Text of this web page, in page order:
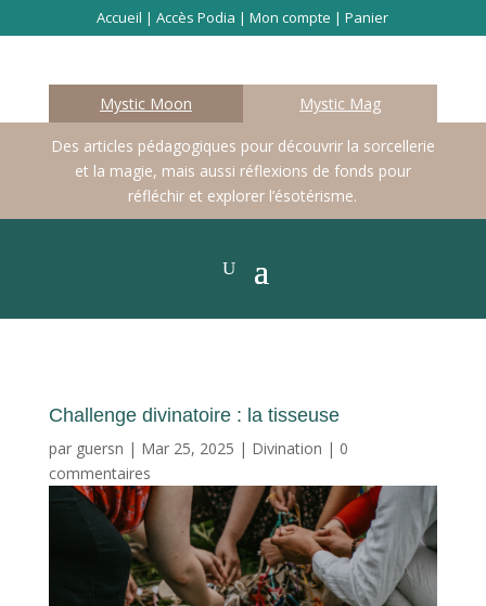
Accueil |Accès Podia |Mon compte |Panier
Mystic Moon Mystic Mag
Des articles pédagogiques pour découvrir la sorcellerie
et la magie, mais aussi réflexions de fonds pour
réfléchir et explorer l’ésotérisme.
Challenge divinatoire : la tisseuse
par guersn | Mar 25, 2025 | Divination | 0
commentaires